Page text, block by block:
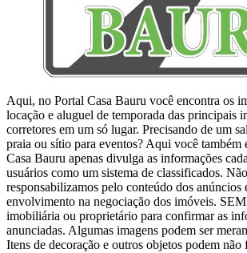
Aqui, no Portal Casa Bauru você encontra os
locação e aluguel de temporada das principais
corretores em um só lugar. Precisando de um
praia ou sítio para eventos? Aqui você também
Casa Bauru apenas divulga as informações
usuários como um sistema de classificados.
responsabilizamos pelo conteúdo dos anúncios
envolvimento na negociação dos imóveis.
imobiliária ou proprietário para confirmar as
anunciadas. Algumas imagens podem ser
Itens de decoração e outros objetos podem não